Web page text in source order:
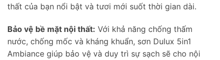
thất của bạn nổi bật và tươi mới suốt thời gian dài.
Bảo vệ bề mặt nội thất: Với khả năng chống thấm
nước, chống mốc và kháng khuẩn, sơn Dulux 5in1
Ambiance giúp bảo vệ và duy trì sự sạch sẽ cho nội